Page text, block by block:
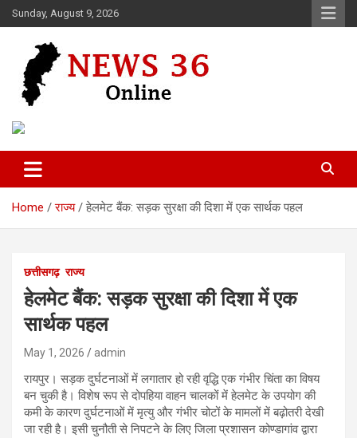
Skip
to
Sunday, August 9, 2026
News 36
Home राज्य हेलमेट बैंक: सड़क सुरक्षा की दिशा में एक सार्थक पहल
छत्तीसगढ़ राज्य
हेलमेट बैंक: सड़क सुरक्षा की दिशा में एक
सार्थक पहल
May 1, 2026 admin
रायपुर। सड़क दुर्घटनाओं में लगातार हो रही वृद्धि एक गंभीर चिंता का विषय
बन चुकी है। विशेष रूप से दोपहिया वाहन चालकों में हेलमेट के उपयोग की
कमी के कारण दुर्घटनाओं में मृत्यु और गंभीर चोटों के मामलों में बढ़ोतरी देखी
जा रही है। इसी चुनौती से निपटने के लिए जिला प्रशासन कोण्डागांव द्वारा